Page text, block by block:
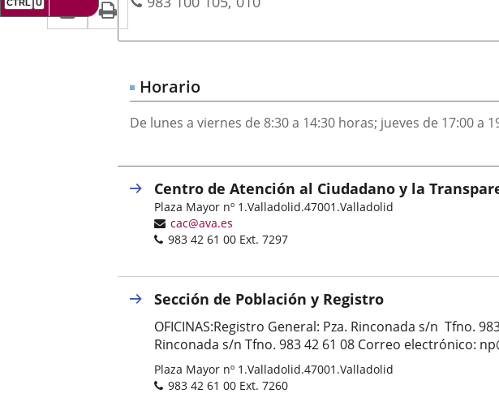
CTRL U
una
aplicación
una
aplicación
a
aplicación
externa.
Horario
De lunes a viernes de 8:30 a 14:30 horas; jueves de 17:00 a
Centro de Atención al Ciudadano y la
Postal
address
Plaza Mayor nº 1.Valladolid.47001.Valladolid
Email
cac@ava.es
Phones
983 42 61 00 Ext. 7297
Sección de Población y Registro
OFICINAS:Registro General: Pza. Rinconada s/n ­ Tfno.
Rinconada s/n­ Tfno. 983 42 61 08­ Correo electrónico:
Postal
address
Plaza Mayor nº 1.Valladolid.47001.Valladolid
Phones
983 42 61 00 Ext. 7260